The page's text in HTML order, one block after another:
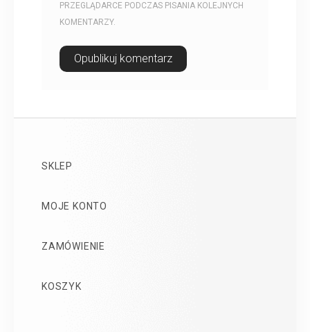
SKLEP
MOJE KONTO
ZAMÓWIENIE
KOSZYK
PRZEGLĄDARCE PODCZAS PISANIA KOLEJNYCH
KOMENTARZY.